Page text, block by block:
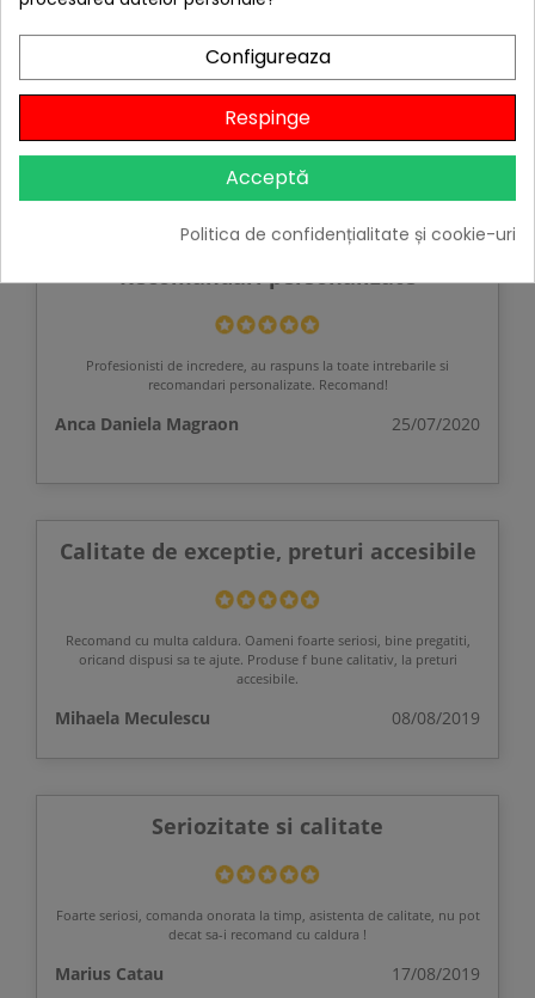
superioară. Recomand, deci!
Florian Sprinceană 30/07/2020
Recomandari personalizate
Profesionisti de incredere, au raspuns la toate intrebarile si
recomandari personalizate. Recomand!
Anca Daniela Magraon 25/07/2020
Calitate de exceptie, preturi accesibile
Recomand cu multa caldura. Oameni foarte seriosi, bine pregatiti,
oricand dispusi sa te ajute. Produse f bune calitativ, la preturi
accesibile.
Mihaela Meculescu 08/08/2019
Seriozitate si calitate
Foarte seriosi, comanda onorata la timp, asistenta de calitate, nu pot
decat sa-i recomand cu caldura !
Marius Catau 17/08/2019
Configureaza
Respinge
Acceptă
Politica de confidențialitate și cookie-uri